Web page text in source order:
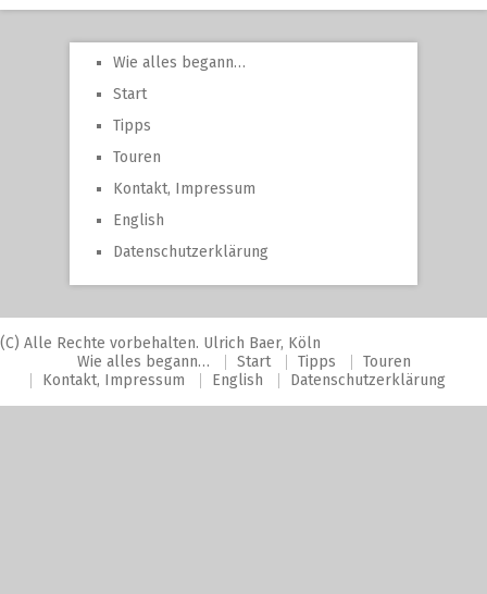
Wie alles begann…
Start
Tipps
Touren
Kontakt, Impressum
English
Datenschutzerklärung
(C) Alle Rechte vorbehalten. Ulrich Baer, Köln
Wie alles begann…
Start Tipps
Touren
Kontakt, Impressum
English Datenschutzerklärung